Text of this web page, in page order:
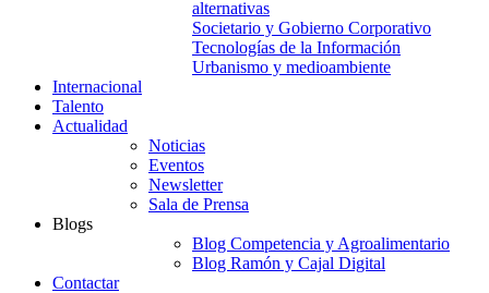
alternativas
Societario y Gobierno Corporativo
Tecnologías de la Información
Urbanismo y medioambiente
Internacional
Talento
Actualidad
Noticias
Eventos
Newsletter
Sala de Prensa
Blogs
Blog Competencia y Agroalimentario
Blog Ramón y Cajal Digital
Contactar